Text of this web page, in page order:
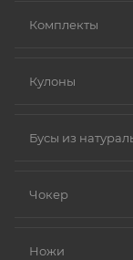
Комплекты
Кулоны
Бусы из
Чокер
Ножи